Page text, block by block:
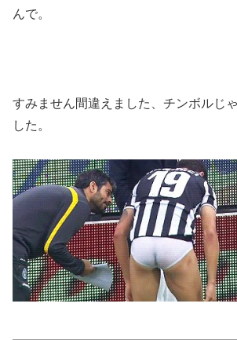
んで。
すみません間違えました、チンボルじ
した。